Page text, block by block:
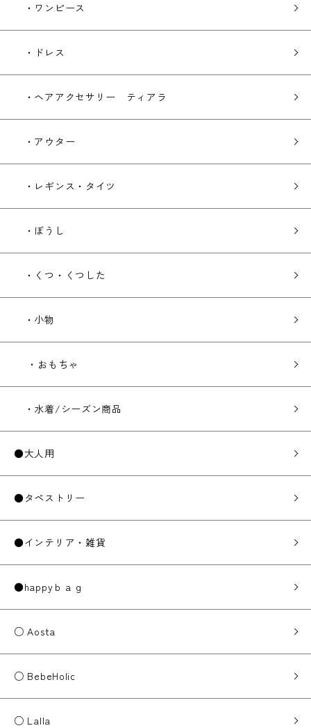
・ワンピース
・ドレス
・ヘアアクセサリー ティアラ
・アウター
・レギンス・タイツ
・ぼうし
・くつ・くつした
・小物
・おもちゃ
・水着/シーズン商品
●大人用
●タペストリー
●インテリア・雑貨
●happyｂａｇ
○ Aosta
○ BebeHolic
○ Lalla